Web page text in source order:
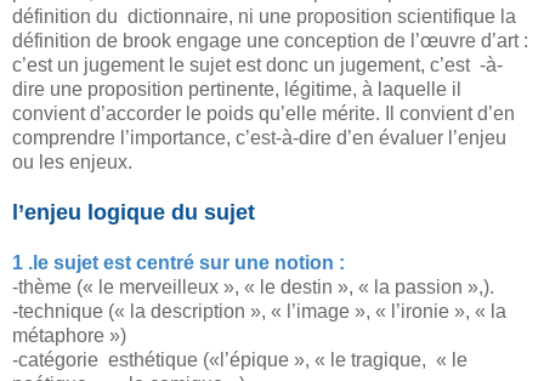
définition du dictionnaire, ni une proposition scientifique la
définition de brook engage une conception de l’œuvre d’art :
c’est un jugement le sujet est donc un jugement, c’est -à-
dire une proposition pertinente, légitime, à laquelle il
convient d’accorder le poids qu’elle mérite. Il convient d’en
comprendre l’importance, c’est-à-dire d’en évaluer l’enjeu
ou les enjeux.
l’enjeu logique du sujet
1 .le sujet est centré sur une notion :
-thème (« le merveilleux », « le destin », « la passion »,).
-technique (« la description », « l’image », « l’ironie », « la
métaphore »)
-catégorie esthétique («l’épique », « le tragique, « le